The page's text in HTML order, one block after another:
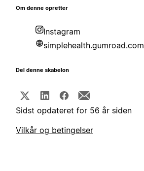
Om denne opretter
Instagram
simplehealth.gumroad.com
Del denne skabelon
Sidst opdateret for 56 år siden
Vilkår og betingelser